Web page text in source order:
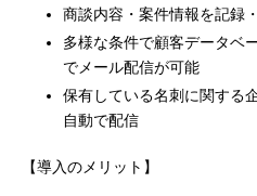
商談内容・案件情報を記録
多様な条件で顧客データベ
でメール配信が可能
保有している名刺に関する
自動で配信
【導入のメリット】